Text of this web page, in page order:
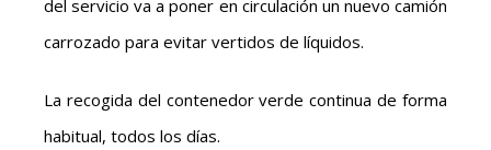
del servicio va a poner en circulación un nuevo camión
carrozado para evitar vertidos de líquidos.
La recogida del contenedor verde continua de forma
habitual, todos los días.